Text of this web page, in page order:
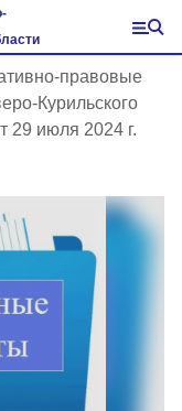
правовые
Курильского
29 июля 2024 г.